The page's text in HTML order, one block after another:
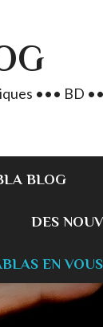
••• BD
BLOG
DES
EN